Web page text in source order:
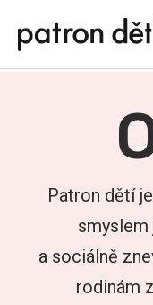
hlavnímu
obsahu
Patron dětí
a sociálně
rodinám